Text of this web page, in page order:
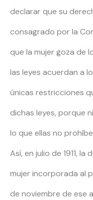
declarar que su
consagrado por la
que la mujer goza de
las leyes acuerdan a
únicas restricciones
dichas leyes, porque
lo que ellas no
Así, en julio de 1911,
mujer incorporada al
de noviembre de ese